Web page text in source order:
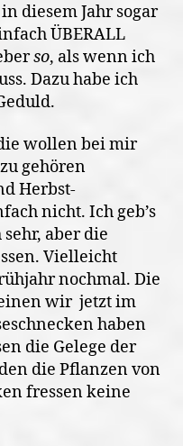
diesem Jahr sogar
ÜBERALL
so, als wenn ich
Dazu habe ich
wollen bei mir
gehören
Herbst-
nicht. Ich geb’s
aber die
Vielleicht
nochmal. Die
wir jetzt im
haben
die Gelege der
die Pflanzen von
fressen keine